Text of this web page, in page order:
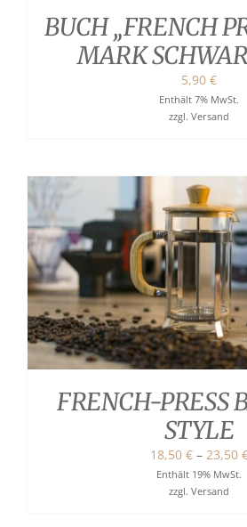
BUCH „FRENCH
MARK
5,90 €
Enthält 7% MwSt.
zzgl. Versand
FRENCH-PRESS
STYLE
18,50 € – 23,50
Enthält 19% MwSt.
zzgl. Versand